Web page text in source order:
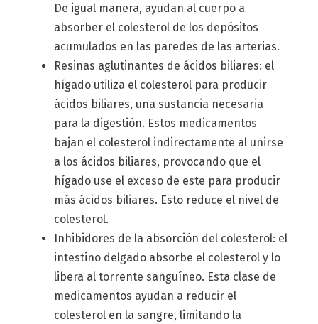
De igual manera, ayudan al cuerpo a
absorber el colesterol de los depósitos
acumulados en las paredes de las arterias.
Resinas aglutinantes de ácidos biliares: el
hígado utiliza el colesterol para producir
ácidos biliares, una sustancia necesaria
para la digestión. Estos medicamentos
bajan el colesterol indirectamente al unirse
a los ácidos biliares, provocando que el
hígado use el exceso de este para producir
más ácidos biliares. Esto reduce el nivel de
colesterol.
Inhibidores de la absorción del colesterol: el
intestino delgado absorbe el colesterol y lo
libera al torrente sanguíneo. Esta clase de
medicamentos ayudan a reducir el
colesterol en la sangre, limitando la